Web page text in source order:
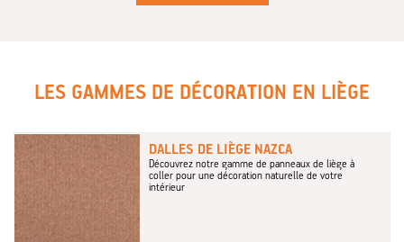
LES GAMMES DE DÉCORATION EN LIÈGE
DALLES DE LIÈGE NAZCA
Découvrez notre gamme de panneaux de liège à
coller pour une décoration naturelle de votre
intérieur